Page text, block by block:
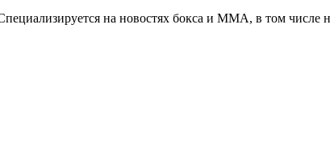
на новостях бокса и ММА, в том числе